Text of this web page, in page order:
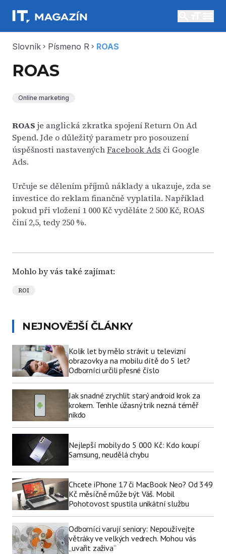
Slovník chevron_right Písmeno R chevron_right ROAS
ROAS
Online marketing
ROAS je anglická zkratka spojení Return On Ad
Spend. Jde o důležitý parametr pro posouzení
úspěšnosti nastavenýchFacebook Ads či Google
Ads.
Určuje se dělením příjmů náklady a ukazuje, zda se
investice do reklam finančně vyplatila. Například
pokud při vložení 1 000 Kč vyděláte 2 500 Kč, ROAS
činí 2,5, tedy 250 %.
Mohlo by vás také zajímat:
ROI
NEJNOVĚJŠÍ ČLÁNKY
Kolik let by mělo strávit u televizní
obrazovky a na mobilu dítě do 5 let?
Odborníci určili přesné číslo
Jak snadné zrychlit starý android krok za
krokem. Tenhle úžasný trik nezná téměř
nikdo
Nejlepší mobily do 5 000 Kč: Kdo koupí
Samsung, neudělá chybu
Chcete iPhone 17 či MacBook Neo? Od 349
Kč měsíčně může být Váš. Mobil
Pohotovost spustila unikátní službu
Odborníci varují seniory: Nepoužívejte
větráky ve velkých vedrech. Mohou vás
„uvařit zaživa“